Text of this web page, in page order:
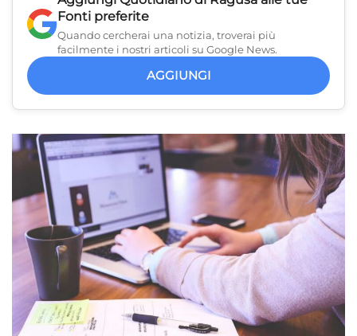
Fonti preferite
Quando cercherai una notizia, troverai più
facilmente i nostri articoli su Google News.
AGGIUNGI